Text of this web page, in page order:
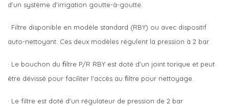
d'un système d'irrigation goutte-à-goutte.
· Filtre disponible en modèle standard (RBY) ou avec dispositif
auto-nettoyant. Ces deux modèles régulent la pression à 2 bar.
· Le bouchon du ﬁltre P/R RBY est doté d'un joint torique et peut
être dévissé pour faciliter l'accès au ﬁltre pour nettoyage.
· Le filtre est doté d'un régulateur de pression de 2 bar